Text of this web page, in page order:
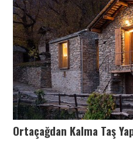
Ortaçağdan Kalma Taş